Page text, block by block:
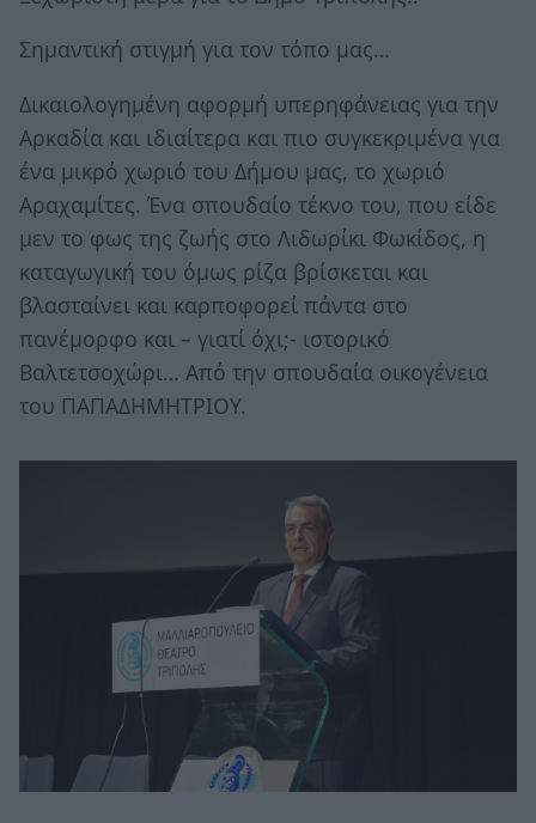
Σημαντική στιγμή για τον τόπο μας…
Δικαιολογημένη αφορμή υπερηφάνειας για την
Αρκαδία και ιδιαίτερα και πιο συγκεκριμένα για
ένα μικρό χωριό του Δήμου μας, το χωριό
Αραχαμίτες. Ένα σπουδαίο τέκνο του, που είδε
μεν το φως της ζωής στο Λιδωρίκι Φωκίδος, η
καταγωγική του όμως ρίζα βρίσκεται και
βλασταίνει και καρποφορεί πάντα στο
πανέμορφο και – γιατί όχι;- ιστορικό
Βαλτετσοχώρι… Από την σπουδαία οικογένεια
του ΠΑΠΑΔΗΜΗΤΡΙΟΥ.